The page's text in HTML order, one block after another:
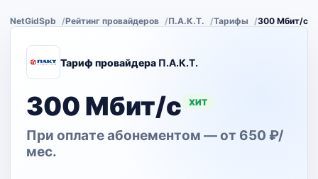
NetGidSpb Рейтинг провайдеров П.А.К.Т. Тарифы 300 Мбит/с
Тариф провайдера П.А.К.Т.
300 Мбит/с ХИТ
При оплате абонементом — от 650 ₽/
мес.